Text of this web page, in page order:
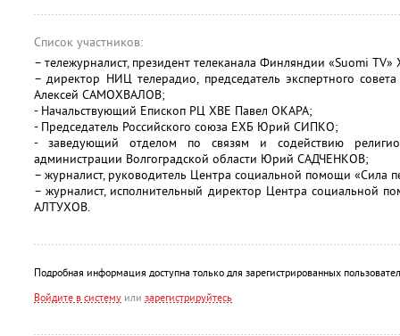
Список участников:
– тележурналист, президент телеканала Финляндии «Suomi
– директор НИЦ телерадио, председатель экспертного
Алексей САМОХВАЛОВ;
- Начальствующий Епископ РЦ ХВЕ Павел ОКАРА;
- Председатель Российского союза ЕХБ Юрий СИПКО;
- заведующий отделом по связям и содействию
администрации Волгоградской области Юрий САДЧЕНКОВ;
– журналист, руководитель Центра социальной помощи
– журналист, исполнительный директор Центра социальной
АЛТУХОВ.
Подробная информация доступна только для зарегистрированных
Войдите в систему или зарегистрируйтесь